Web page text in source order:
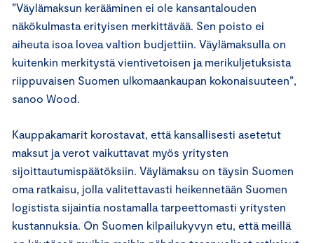
”Väylämaksun kerääminen ei ole kansantalouden
näkökulmasta erityisen merkittävää. Sen poisto ei
aiheuta isoa lovea valtion budjettiin. Väylämaksulla on
kuitenkin merkitystä vientivetoisen ja merikuljetuksista
riippuvaisen Suomen ulkomaankaupan kokonaisuuteen”,
sanoo Wood.
Kauppakamarit korostavat, että kansallisesti asetetut
maksut ja verot vaikuttavat myös yritysten
sijoittautumispäätöksiin. Väylämaksu on täysin Suomen
oma ratkaisu, jolla valitettavasti heikennetään Suomen
logistista sijaintia nostamalla tarpeettomasti yritysten
kustannuksia. On Suomen kilpailukyvyn etu, että meillä